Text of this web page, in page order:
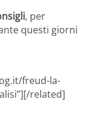
, per
questi giorni
freud-la-
related]